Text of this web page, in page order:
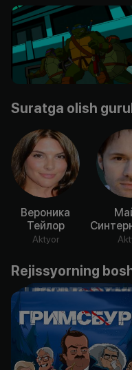
Suratga olish
Вероника
Тейлор
Aktyor
Rejissyorning